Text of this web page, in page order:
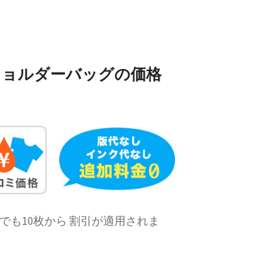
ルダーバッグの価格
も10枚から 割引が適用されま